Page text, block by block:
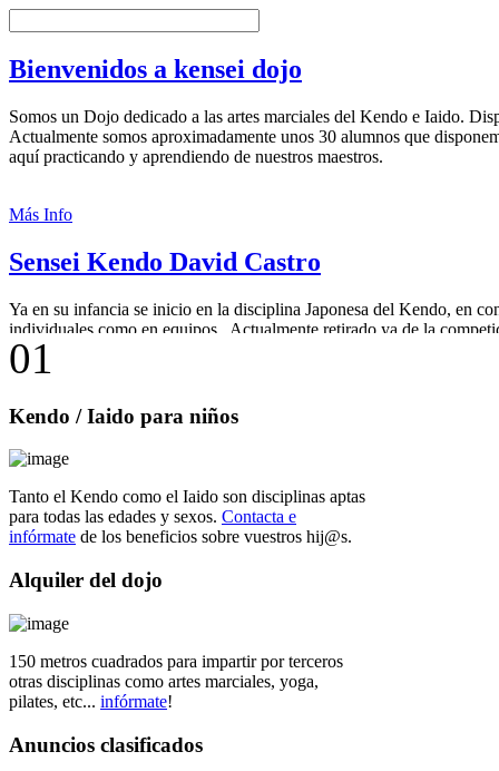
Bienvenidos a kensei dojo
Somos un Dojo dedicado a las artes marciales del Kendo e Iaido.
Actualmente somos aproximadamente unos 30 alumnos que
aquí practicando y aprendiendo de nuestros maestros.
Más Info
Sensei Kendo David Castro
Ya en su infancia se inicio en la disciplina Japonesa del Kendo, en
individuales como en equipos.. Actualmente retirado ya de la
Castro 5º Dan de Kendo, 1º Dan de Iaido y seleccionador
Más Info
01
Kendo / Iaido para niños
Tanto el Kendo como el Iaido son disciplinas aptas
para todas las edades y sexos. Contacta e
infórmate de los beneficios sobre vuestros hij@s.
Alquiler del dojo
150 metros cuadrados para impartir por terceros
otras disciplinas como artes marciales, yoga,
pilates, etc... infórmate!
Anuncios clasificados